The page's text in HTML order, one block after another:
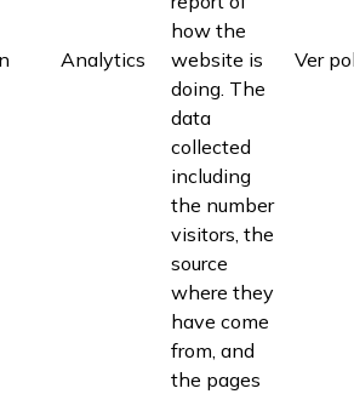
Analytics
how the
website is
doing. The
data
collected
including
the number
visitors, the
source
where they
have come
from, and
the pages
Ver